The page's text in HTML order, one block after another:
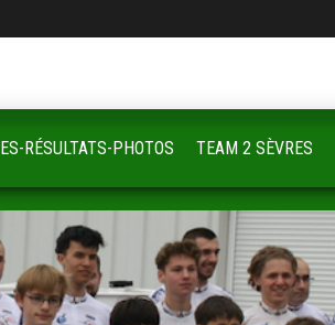
RÉSULTATS-PHOTOS TEAM 2 SÈVRES